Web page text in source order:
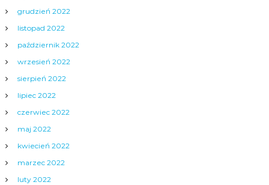
grudzień 2022
listopad 2022
październik 2022
wrzesień 2022
sierpień 2022
lipiec 2022
czerwiec 2022
maj 2022
kwiecień 2022
marzec 2022
luty 2022